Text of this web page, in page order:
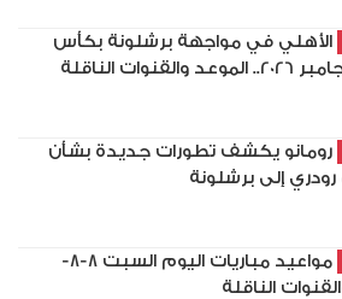
الأهلي في مواجهة برشلونة بكأس
والقنوات الناقلة
رومانو يكشف تطورات جديدة بشأن
رودري إلى برشلونة
مواعيد مباريات اليوم السبت 8-8-